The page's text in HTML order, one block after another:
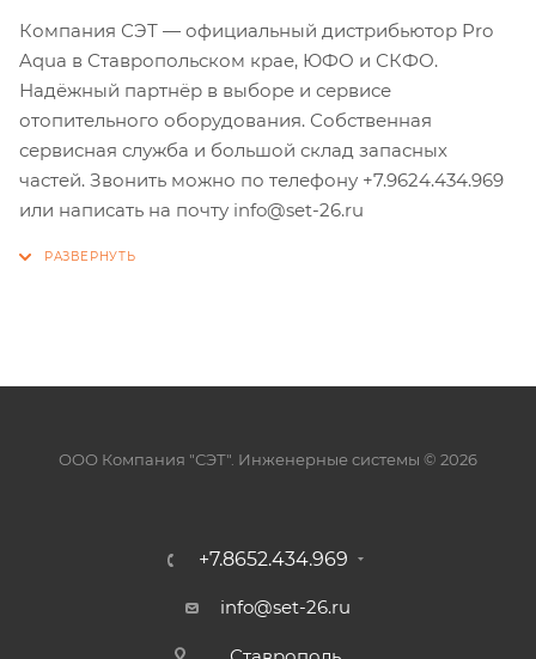
Компания СЭТ — официальный дистрибьютор Pro
Aqua в Ставропольском крае, ЮФО и СКФО.
Надёжный партнёр в выборе и сервисе
отопительного оборудования. Собственная
сервисная служба и большой склад запасных
частей. Звонить можно по телефону +7.9624.434.969
или написать на почту info@set-26.ru
ООО Компания "СЭТ". Инженерные системы © 2026
+7.8652.434.969
info@set-26.ru